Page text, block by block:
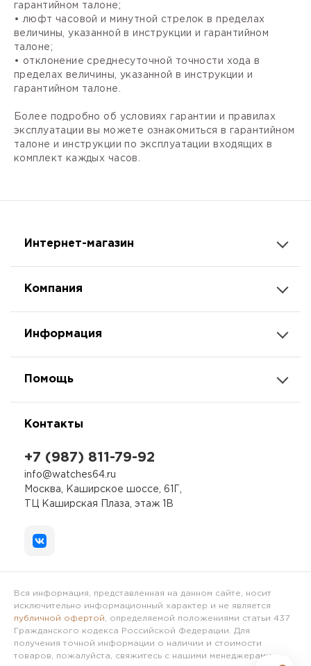
гарантийном талоне;
• люфт часовой и минутной стрелок в пределах
величины, указанной в инструкции и гарантийном
талоне;
• отклонение среднесуточной точности хода в
пределах величины, указанной в инструкции и
гарантийном талоне.
Более подробно об условиях гарантии и правилах
эксплуатации вы можете ознакомиться в гарантийном
талоне и инструкции по эксплуатации входящих в
комплект каждых часов.
Интернет-магазин
Компания
Информация
Помощь
Контакты
+7 (987) 811-79-92
info@watches64.ru
Москва, Каширское шоссе, 61Г,
ТЦ Каширская Плаза, этаж 1В
Вся информация, представленная на данном сайте, носит
исключительно информационный характер и не является
публичной офертой , определяемой положениями статьи 437
Гражданского кодекса Российской Федерации. Для
получения точной информации о наличии и стоимости
товаров, пожалуйста, свяжитесь с нашими менеджерами.